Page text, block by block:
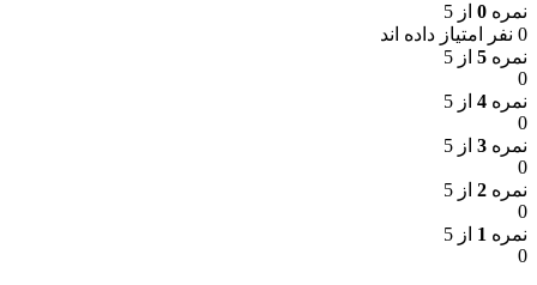
نمره 0 از 5
0 نفر امتیاز داده اند
نمره 5 از 5
0
نمره 4 از 5
0
نمره 3 از 5
0
نمره 2 از 5
0
نمره 1 از 5
0